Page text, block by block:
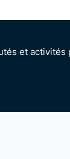
et activités